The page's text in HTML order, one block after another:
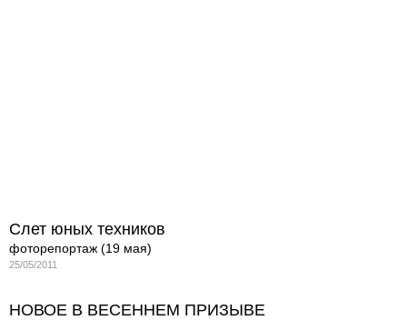
Слет юных техников
фоторепортаж (19 мая)
25/05/2011
НОВОЕ В ВЕСЕННЕМ ПРИЗЫВЕ